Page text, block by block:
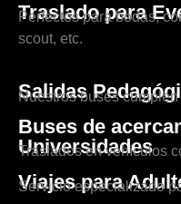
Traslado para
Perfectos para bodas,
scout, etc.
Salidas
Nuestros buses
Buses de
Universidades
Traslados en vehículos
Viajes para
Servicio especializado